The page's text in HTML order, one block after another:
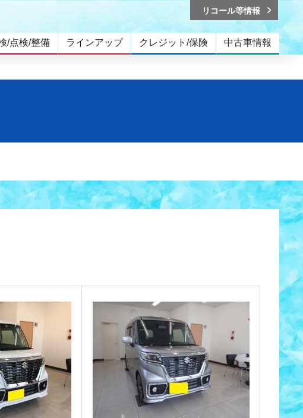
/点検/整備 ラインアップ クレジット/保険 中古車情報
リコール等情報